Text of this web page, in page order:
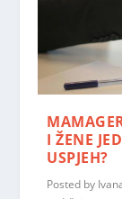
I ŽENE
USPJEH?
Posted by